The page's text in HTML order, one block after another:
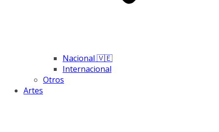
Nacional 🇻🇪
Internacional
Otros
Artes